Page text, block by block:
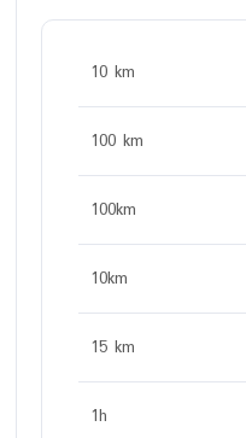
10 km
100 km
100km
10km
15 km
1h